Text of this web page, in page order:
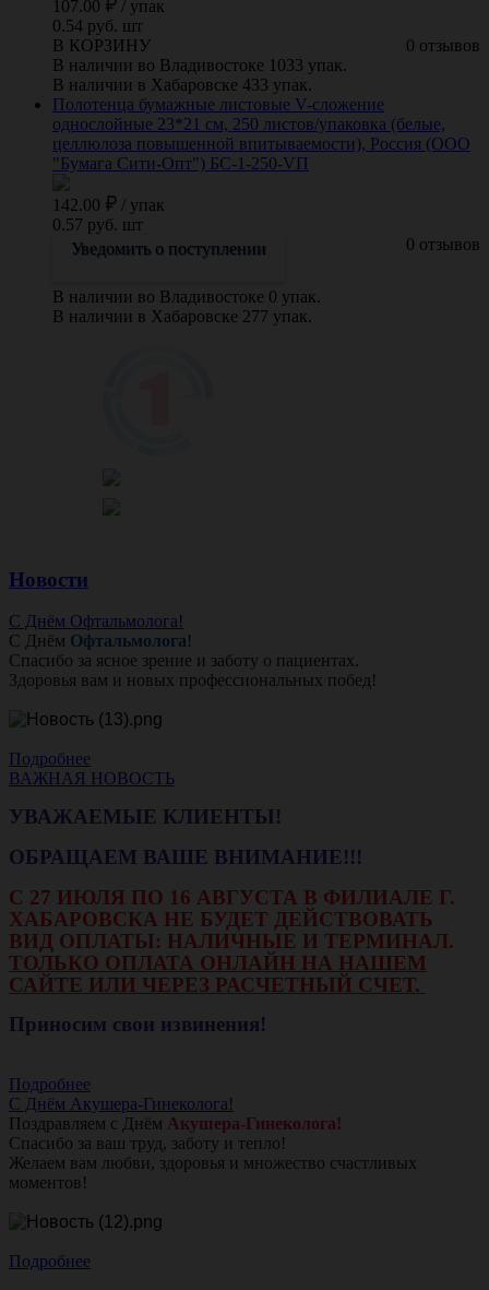
107.00 / упак
0.54 руб. шт
0 отзывов
В КОРЗИНУ
В наличии во Владивостоке 1033 упак.
В наличии в Хабаровске 433 упак.
Полотенца бумажные листовые V-сложение
однослойные 23*21 см, 250 листов/упаковка (белые,
целлюлоза повышенной впитываемости), Россия (ООО
"Бумага Сити-Опт") БС-1-250-VП
142.00 / упак
0.57 руб. шт
0 отзывов
Уведомить о поступлении
В наличии во Владивостоке 0 упак.
В наличии в Хабаровске 277 упак.
Новости
С Днём Офтальмолога!
С Днём Офтальмолога!
Спасибо за ясное зрение и заботу о пациентах.
Здоровья вам и новых профессиональных побед!
Подробнее
ВАЖНАЯ НОВОСТЬ
УВАЖАЕМЫЕ КЛИЕНТЫ!
ОБРАЩАЕМ ВАШЕ ВНИМАНИЕ!!!
С 27 ИЮЛЯ ПО 16 АВГУСТА В ФИЛИАЛЕ Г.
ХАБАРОВСКА НЕ БУДЕТ ДЕЙСТВОВАТЬ
ВИД ОПЛАТЫ: НАЛИЧНЫЕ И ТЕРМИНАЛ.
ТОЛЬКО ОПЛАТА ОНЛАЙН НА НАШЕМ
САЙТЕ ИЛИ ЧЕРЕЗ РАСЧЕТНЫЙ СЧЕТ.
Приносим свои извинения!
Подробнее
С Днём Акушера-Гинеколога!
Поздравляем с Днём Акушера-Гинеколога!
Спасибо за ваш труд, заботу и тепло!
Желаем вам любви, здоровья и множество счастливых
моментов!
Подробнее